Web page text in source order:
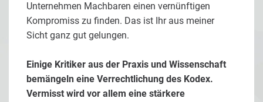
Unternehmen Machbaren einen vernünftigen
Kompromiss zu finden. Das ist Ihr aus meiner
Sicht ganz gut gelungen.
Einige Kritiker aus der Praxis und Wissenschaft
bemängeln eine Verrechtlichung des Kodex.
Vermisst wird vor allem eine stärkere